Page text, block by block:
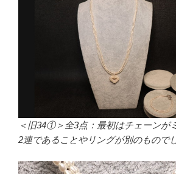
＜旧34①＞全3点：最初はチェーンが
2連であることやリングが別のものでし